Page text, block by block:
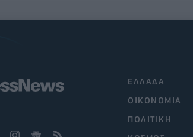
ΕΛΛΑΔΑ
ΟΙΚΟΝΟΜΙΑ
ΠΟΛΙΤΙΚΗ